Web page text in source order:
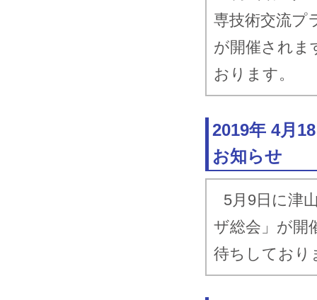
専技術交流プ
が開催されま
おります。
2019年 4月
お知らせ
5月9日に津
ザ総会」が開
待ちしており